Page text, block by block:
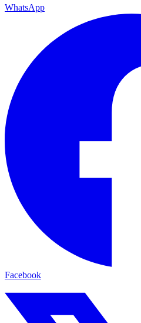
WhatsApp
Facebook